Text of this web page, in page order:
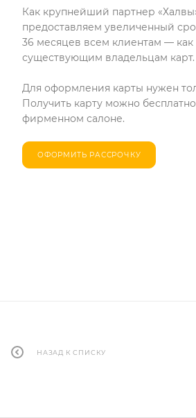
Как крупнейший партнер
предоставляем увеличенный
36 месяцев всем клиентам — как
существующим владельцам карт.
Для оформления карты нужен
Получить карту можно
фирменном салоне.
ОФОРМИТЬ РАССРОЧКУ
НАЗАД К СПИСКУ